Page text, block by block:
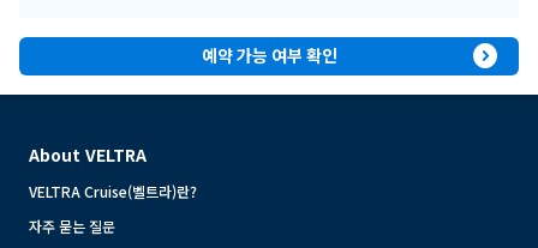
예약 가능 여부 확인 expand_circle_right
About VELTRA
VELTRA Cruise(벨트라)란?
자주 묻는 질문